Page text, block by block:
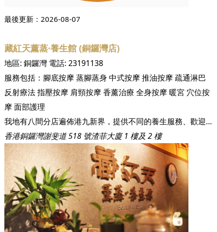
最後更新： 2026-08-07
藏紅天薰蒸·養生館 (銅鑼灣店)
地區: 銅鑼灣電話: 23191138
服務包括： 腳底按摩蒸腳蒸身中式按摩推油按摩疏通淋巴
反射療法指壓按摩 肩頸按摩香薰治療 全身按摩暖宮 穴位按
摩面部護理
我地有八間分店遍佈港九新界，提供不同的養生服務、歡迎男女賓！
香港銅鑼灣謝斐道 518 號渣菲大廈 1 樓及 2 樓